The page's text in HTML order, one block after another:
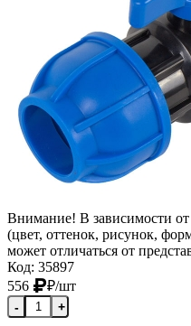
Внимание! В зависимости
(цвет, оттенок, рисунок,
может отличаться от
Код: 35897
556
₽/шт
- +